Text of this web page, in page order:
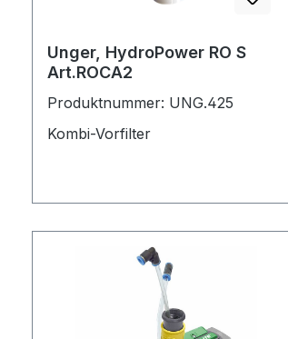
Unger, HydroPower RO S
Art.ROCA2
Produktnummer: UNG.425
Kombi-Vorfilter